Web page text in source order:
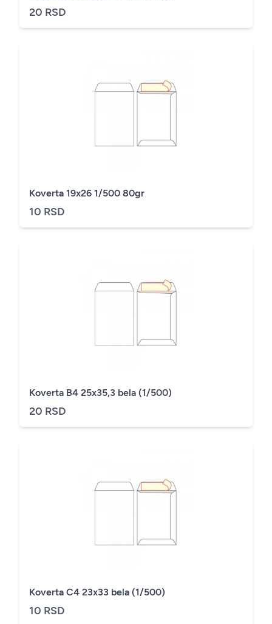
20 RSD
Koverta 19x26 1/500 80gr
10 RSD
Koverta B4 25x35,3 bela (1/500)
20 RSD
Koverta C4 23x33 bela (1/500)
10 RSD